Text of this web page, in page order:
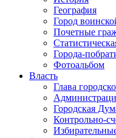
География
Город
Почетные
Города-
Фотоальбом
Власть
Глава
Городская
Контрольно-